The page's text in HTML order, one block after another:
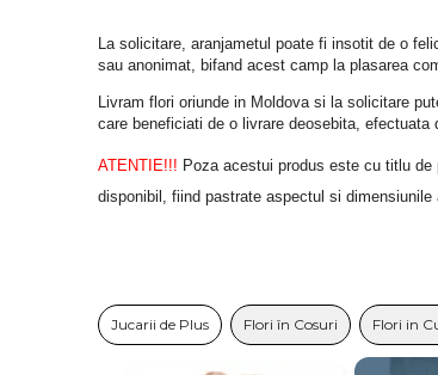
La solicitare, aranjametul poate fi insotit de o
sau anonimat, bifand acest camp la plasarea
Livram flori oriunde in Moldova si la solicitare
care beneficiati de o livrare deosebita,
ATENTIE!!! Poza acestui produs este cu titlu
disponibil, fiind pastrate aspectul si dimensiunile
Jucarii de Plus Flori în Cosuri Flori in